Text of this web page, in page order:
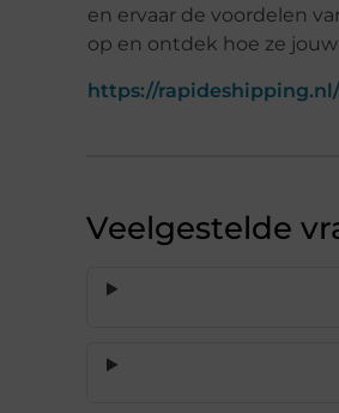
en ervaar de voordelen
op en ontdek hoe ze
https://
Veelgestelde